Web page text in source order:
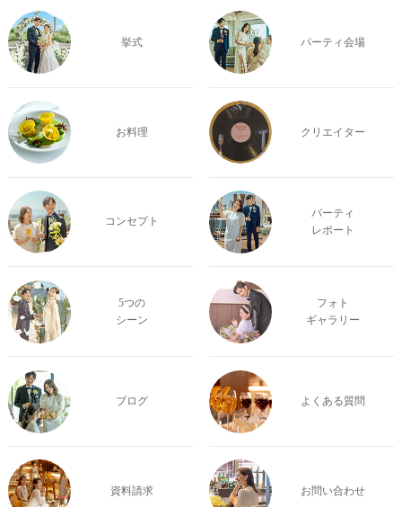
挙式 パーティ会場
お料理 クリエイター
コンセプト
パーティ
レポート
5つの
シーン
フォト
ギャラリー
ブログ よくある質問
資料請求 お問い合わせ